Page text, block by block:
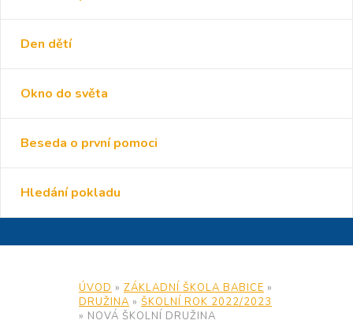
Den dětí
Okno do světa
Beseda o první pomoci
Hledání pokladu
ÚVOD » ZÁKLADNÍ ŠKOLA BABICE »
DRUŽINA » ŠKOLNÍ ROK 2022/2023
» NOVÁ ŠKOLNÍ DRUŽINA